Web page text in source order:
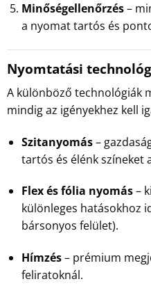
Minőségellenőrzés–
a nyomat tartós és
Nyomtatási
A különböző technológiák
mindig az igényekhez kell
Szitanyomás–
tartós és élénk színeket
Flex és fólia nyomás–
különleges hatásokhoz
bársonyos felület).
Hímzés– prémium
feliratoknál.